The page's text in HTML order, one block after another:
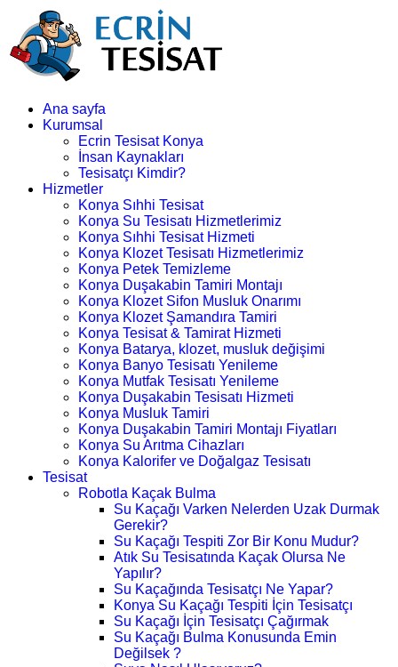
Ana sayfa
Kurumsal
Ecrin Tesisat Konya
İnsan Kaynakları
Tesisatçı Kimdir?
Hizmetler
Konya Sıhhi Tesisat
Konya Su Tesisatı Hizmetlerimiz
Konya Sıhhi Tesisat Hizmeti
Konya Klozet Tesisatı Hizmetlerimiz
Konya Petek Temizleme
Konya Duşakabin Tamiri Montajı
Konya Klozet Sifon Musluk Onarımı
Konya Klozet Şamandıra Tamiri
Konya Tesisat & Tamirat Hizmeti
Konya Batarya, klozet, musluk değişimi
Konya Banyo Tesisatı Yenileme
Konya Mutfak Tesisatı Yenileme
Konya Duşakabin Tesisatı Hizmeti
Konya Musluk Tamiri
Konya Duşakabin Tamiri Montajı Fiyatları
Konya Su Arıtma Cihazları
Konya Kalorifer ve Doğalgaz Tesisatı
Tesisat
Robotla Kaçak Bulma
Su Kaçağı Varken Nelerden Uzak Durmak
Gerekir?
Su Kaçağı Tespiti Zor Bir Konu Mudur?
Atık Su Tesisatında Kaçak Olursa Ne
Yapılır?
Su Kaçağında Tesisatçı Ne Yapar?
Konya Su Kaçağı Tespiti İçin Tesisatçı
Su Kaçağı İçin Tesisatçı Çağırmak
Su Kaçağı Bulma Konusunda Emin
Değilsek ?